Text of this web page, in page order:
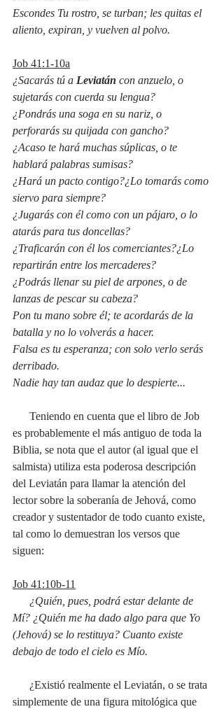
Escondes Tu rostro, se turban; les quitas el
aliento, expiran, y vuelven al polvo.
Job 41:1-10a
¿Sacarás tú a Leviatán con anzuelo, o
sujetarás con cuerda su lengua?
¿Pondrás una soga en su nariz, o
perforarás su quijada con gancho?
¿Acaso te hará muchas súplicas, o te
hablará palabras sumisas?
¿Hará un pacto contigo?¿Lo tomarás como
siervo para siempre?
¿Jugarás con él como con un pájaro, o lo
atarás para tus doncellas?
¿Traficarán con él los comerciantes?¿Lo
repartirán entre los mercaderes?
¿Podrás llenar su piel de arpones, o de
lanzas de pescar su cabeza?
Pon tu mano sobre él; te acordarás de la
batalla y no lo volverás a hacer.
Falsa es tu esperanza; con solo verlo serás
derribado.
Nadie hay tan audaz que lo despierte...
Teniendo en cuenta que el libro de Job
es probablemente el más antiguo de toda la
Biblia, se nota que el autor (al igual que el
salmista) utiliza esta poderosa descripción
del Leviatán para llamar la atención del
lector sobre la soberanía de Jehová, como
creador y sustentador de todo cuanto existe,
tal como lo demuestran los versos que
siguen:
Job 41:10b-11
Mí? ¿Quién me ha dado algo para que Yo
(Jehová) se lo restituya? Cuanto existe
debajo de todo el cielo es Mío.
simplemente de una figura mitológica que